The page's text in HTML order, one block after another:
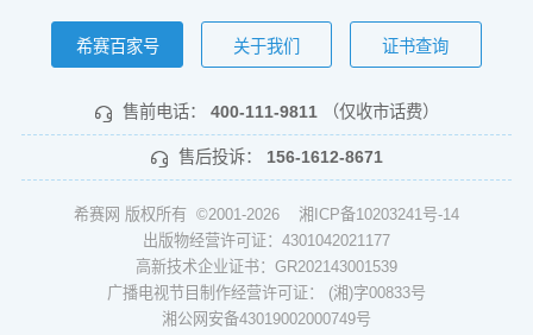
希赛百家号 关于我们 证书查询
售前电话： 400-111-9811 （仅收市话费）
售后投诉： 156-1612-8671
希赛网 版权所有 ©2001-2026 湘ICP备10203241号-14
出版物经营许可证：4301042021177
高新技术企业证书：GR202143001539
广播电视节目制作经营许可证： (湘)字00833号
湘公网安备43019002000749号